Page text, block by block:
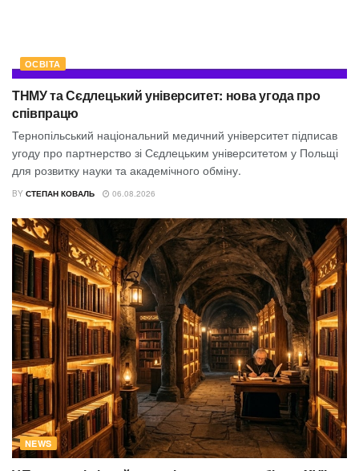
ОСВІТА
ТНМУ та Сєдлецький університет: нова угода про
співпрацю
Тернопільський національний медичний університет підписав
угоду про партнерство зі Сєдлецьким університетом у Польщі
для розвитку науки та академічного обміну.
BY СТЕПАН КОВАЛЬ 06.08.2026
NEWS